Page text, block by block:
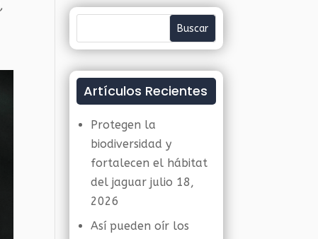
,
Artículos Recientes
Protegen la
biodiversidad y
fortalecen el hábitat
del jaguar julio 18,
2026
Así pueden oír los